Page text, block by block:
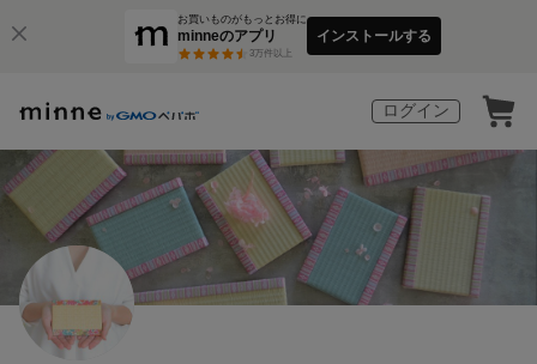
お買いものがもっとお得に
minneのアプリ
3万件以上
インストールする
ログイン